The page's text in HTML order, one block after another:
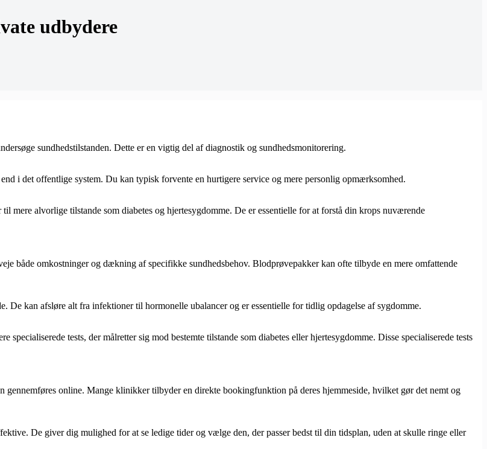
udbydere
sundhedstilstanden. Dette er en vigtig del af diagnostik og sundhedsmonitorering.
i det offentlige system. Du kan typisk forvente en hurtigere service og mere personlig opmærksomhed.
alvorlige tilstande som diabetes og hjertesygdomme. De er essentielle for at forstå din krops nuværende
både omkostninger og dækning af specifikke sundhedsbehov. Blodprøvepakker kan ofte tilbyde en mere omfattende
kan afsløre alt fra infektioner til hormonelle ubalancer og er essentielle for tidlig opdagelse af sygdomme.
tests, der målretter sig mod bestemte tilstande som diabetes eller hjertesygdomme. Disse specialiserede tests
online. Mange klinikker tilbyder en direkte bookingfunktion på deres hjemmeside, hvilket gør det nemt og
De giver dig mulighed for at se ledige tider og vælge den, der passer bedst til din tidsplan, uden at skulle ringe eller